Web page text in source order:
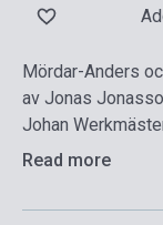
Mördar-Anders
av Jonas
Johan
Read more